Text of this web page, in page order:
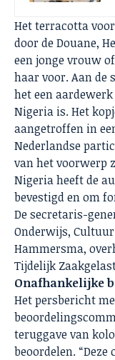
Het terracotta
door de Douane,
een jonge vrouw
haar voor. Aan de
het een
Nigeria is. Het
aangetroffen in
Nederlandse
van het voorwerp
Nigeria heeft de
bevestigd en om
De secretaris-
Onderwijs,
Hammersma,
Tijdelijk
Onafhankelijke
Het persbericht
teruggave van
beoordelen.